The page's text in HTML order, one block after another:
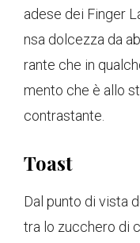
adese dei Finger
nsa dolcezza da
rante che in
mento che è allo
contrastante.
Toast
Dal punto di vista
tra lo zucchero di